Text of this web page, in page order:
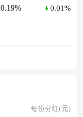
0.19% 0.01%
每份分红(元)